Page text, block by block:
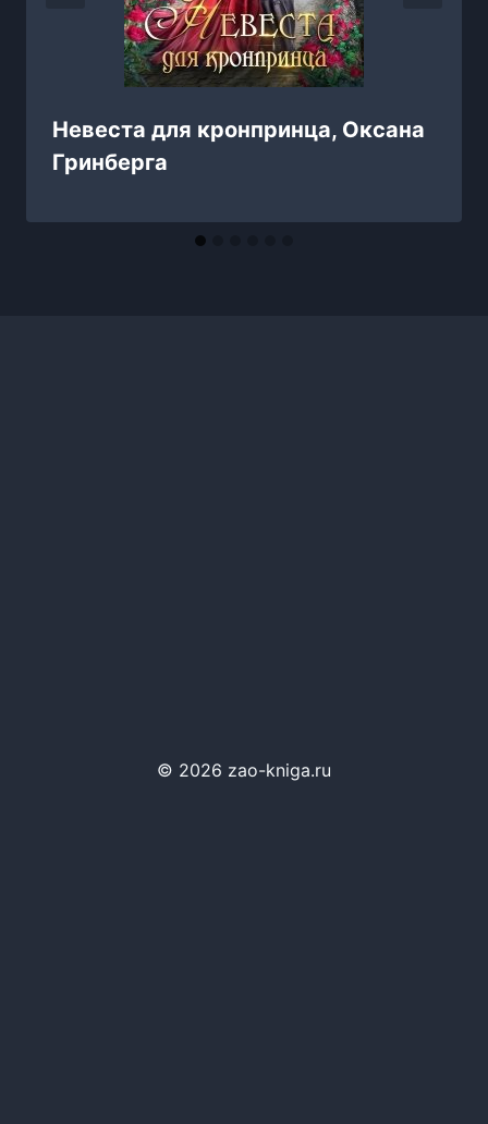
Невеста для кронпринца, Оксана
Гринберга
© 2026 zao-kniga.ru